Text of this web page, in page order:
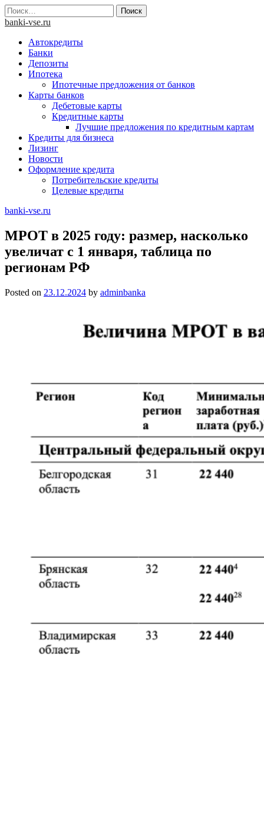
Skip
to
Найти:
banki-vse.ru
Автокредиты
Банки
Депозиты
Ипотека
Ипотечные предложения от банков
Карты банков
Дебетовые карты
Кредитные карты
Лучшие предложения по кредитным картам
Кредиты для бизнеса
Лизинг
Новости
Оформление кредита
Потребительские кредиты
Целевые кредиты
banki-vse.ru
МРОТ в 2025 году: размер, насколько
увеличат с 1 января, таблица по
регионам РФ
Posted on 23.12.2024 by adminbanka